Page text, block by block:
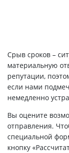
Срыв сроков –
материальную
репутации,
если нами
немедленно
Вы оцените
отправления.
специальной
кнопку